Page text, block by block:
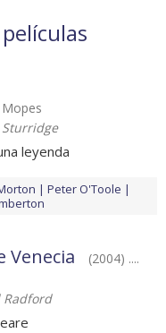
Mopes
Sturridge
leyenda
Peter O'Toole
Venecia
(2004) ....
Radford